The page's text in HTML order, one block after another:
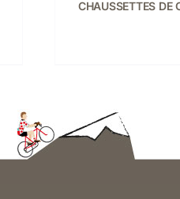
CHAUSSETTES DE